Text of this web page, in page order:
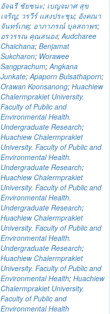
อัจฉรี ชัยชนะ; เบญจมาศ สุข
เจริญ; วรวีร์ แสงประชุม; อังคณา
จันทร์เกตุ; อาภาภรณ์ บุลสถาพร;
อรวรรณ คุณสนอง;Audcharee
Chaichana; Benjamat
Sukcharon; Worawee
Sangprachum;Angkana
Junkate;Apaporn Bulsathaporn;
Orawan Koonsanong; Huachiew
Chalermprakiet University.
Faculty of Public and
Environmental Health.
Undergraduate Research;
Huachiew Chalermprakiet
University. Faculty of Public and
Environmental Health.
Undergraduate Research;
Huachiew Chalermprakiet
University. Faculty of Public and
Environmental Health.
Undergraduate Research;
Huachiew Chalermprakiet
University. Faculty of Public and
Environmental Health.
Undergraduate Research;
Huachiew Chalermprakiet
University. Faculty of Public and
Environmental Health; Huachiew
Chalermprakiet University.
Faculty of Public and
Environmental Health